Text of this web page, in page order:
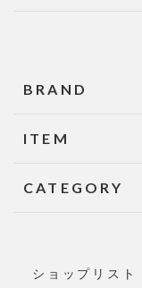
BRAND
ITEM
CATEGORY
ショップリスト